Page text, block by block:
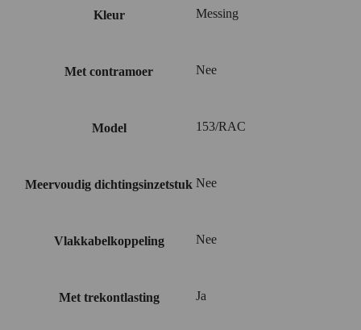
Kleur Messing
Met contramoer Nee
Model 153/RAC
Meervoudig dichtingsinzetstuk Nee
Vlakkabelkoppeling Nee
Met trekontlasting Ja